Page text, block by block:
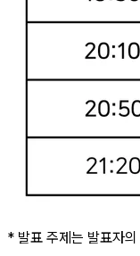
* 발표 주제는 발표자